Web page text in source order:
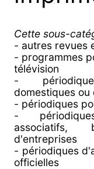
Cette sous-
- autres revues
- programmes
télévision
-
domestiques
- périodiques
-
associatifs,
d'entreprises
- périodiques
officielles